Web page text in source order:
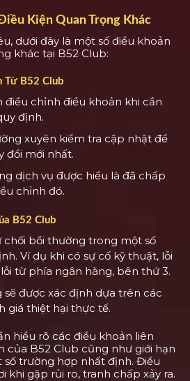
Kiện Quan Trọng Khác
dưới đây là một số điều khoản
khác tại B52 Club:
Từ B52 Club
điều chỉnh điều khoản khi cần
định.
xuyên kiểm tra cập nhật để
đổi mới nhất.
dịch vụ được hiểu là đã chấp
chỉnh đó.
B52 Club
chối bồi thường trong một số
Ví dụ khi có sự cố kỹ thuật, lỗi
từ phía ngân hàng, bên thứ 3.
được xác định dựa trên các
giá thiệt hại thực tế.
hiểu rõ các điều khoản liên
của B52 Club cũng như giới hạn
trường hợp nhất định. Điều
khi gặp rủi ro, tranh chấp xảy ra.